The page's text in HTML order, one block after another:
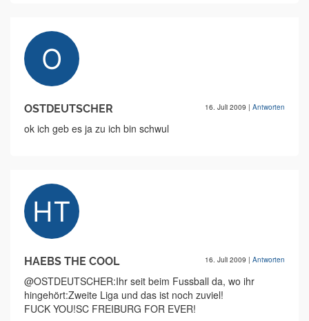
OSTDEUTSCHER 16. Juli 2009 | Antworten
ok ich geb es ja zu ich bin schwul
HAEBS THE COOL 16. Juli 2009 | Antworten
@OSTDEUTSCHER:Ihr seit beim Fussball da, wo ihr
hingehört:Zweite Liga und das ist noch zuviel!
FUCK YOU!SC FREIBURG FOR EVER!